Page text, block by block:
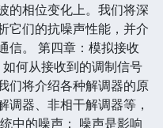
的相位变化上。我们将深
它们的抗噪声性能，并介
信。 第四章：模拟接收
何从接收到的调制信号
们将介绍各种解调器的原
调器、非相干解调器等，
中的噪声： 噪声是影响